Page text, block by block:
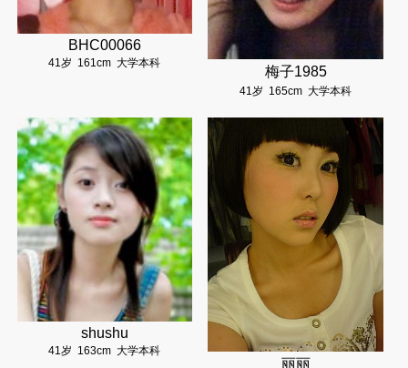
BHC00066
41岁 161cm 大学本科
梅子1985
41岁 165cm 大学本科
shushu
41岁 163cm 大学本科
丽丽